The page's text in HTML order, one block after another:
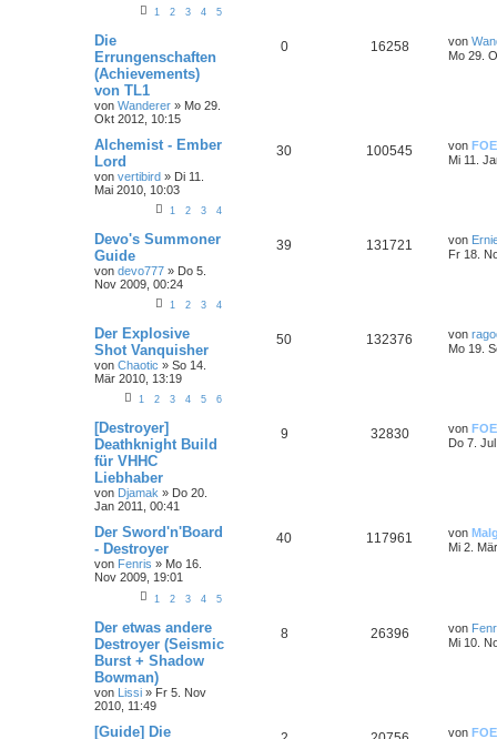
1 2 3 4 5
Die
Errungenschaften
(Achievements)
von TL1
von Wanderer » Mo 29.
Okt 2012, 10:15
0 16258 von
Mo 29.
Alchemist - Ember
Lord
von vertibird » Di 11.
Mai 2010, 10:03
1 2 3 4
30 100545 von FOE
Mi 11.
Devo's Summoner
Guide
von devo777 » Do 5.
Nov 2009, 00:24
1 2 3 4
39 131721 von
Fr 18.
Der Explosive
Shot Vanquisher
von Chaotic » So 14.
Mär 2010, 13:19
1 2 3 4 5 6
50 132376 von
Mo 19.
[Destroyer]
Deathknight Build
für VHHC
Liebhaber
von Djamak » Do 20.
Jan 2011, 00:41
9 32830 von FOE
Do 7.
Der Sword'n'Board
- Destroyer
von Fenris » Mo 16.
Nov 2009, 19:01
1 2 3 4 5
40 117961 von
Mi 2.
Der etwas andere
Destroyer (Seismic
Burst + Shadow
Bowman)
von Lissi » Fr 5. Nov
2010, 11:49
8 26396 von
Mi 10.
[Guide] Die
von FOE